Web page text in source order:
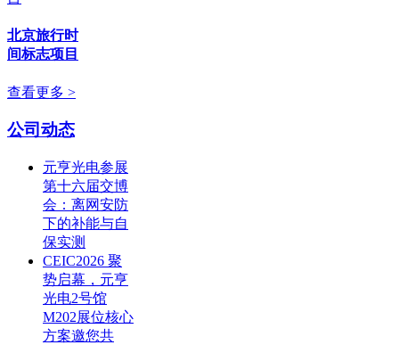
北京旅行时
间标志项目
查看更多 >
公司动态
元亨光电参展
第十六届交博
会：离网安防
下的补能与自
保实测
CEIC2026 聚
势启幕，元亨
光电2号馆
M202展位核心
方案邀您共